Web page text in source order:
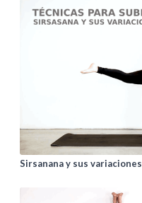
Sirsanana y sus variaciones